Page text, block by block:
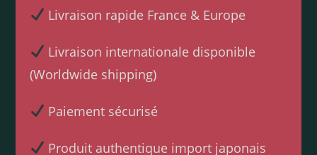
Livraison rapide France & Europe
Livraison internationale disponible
(Worldwide shipping)
Paiement sécurisé
Produit authentique import japonais